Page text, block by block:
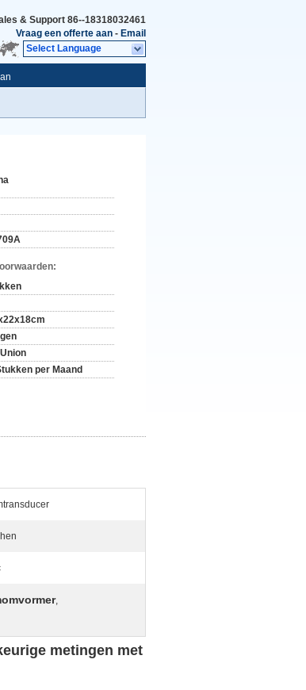
& Support 86--18318032461
Vraag een offerte aan - Email
Select Language
per Maand
,
metingen met